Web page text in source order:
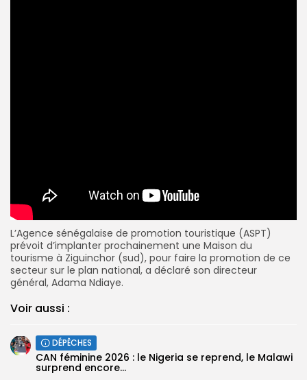
L’Agence sénégalaise de promotion touristique (ASPT)
prévoit d’implanter prochainement une Maison du
tourisme à Ziguinchor (sud), pour faire la promotion de ce
secteur sur le plan national, a déclaré son directeur
général, Adama Ndiaye.
Voir aussi :
DÉPÊCHES
‎CAN féminine 2026 : le Nigeria se reprend, le Malawi
surprend encore...